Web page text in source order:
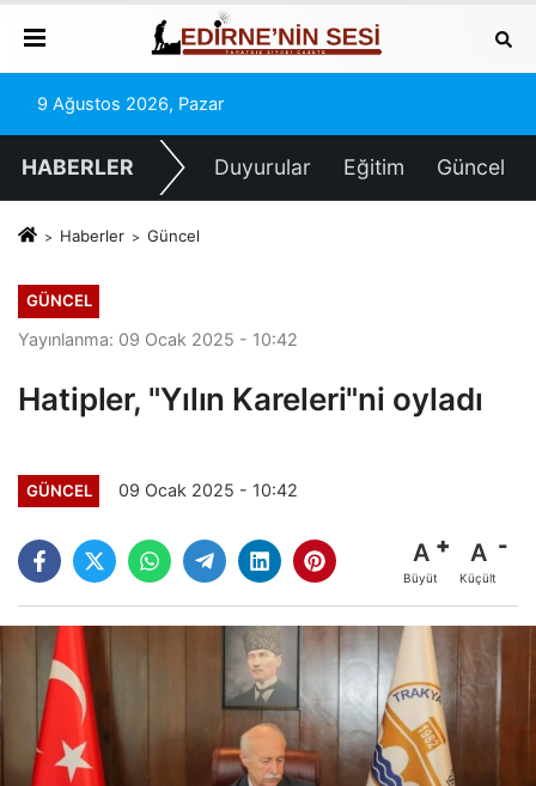
9 Ağustos 2026, Pazar
HABERLER Duyurular Eğitim Güncel
Haberler Güncel
GÜNCEL
Yayınlanma: 09 Ocak 2025 - 10:42
Hatipler, "Yılın Kareleri"ni oyladı
GÜNCEL 09 Ocak 2025 - 10:42
A
Büyüt
A
Küçült